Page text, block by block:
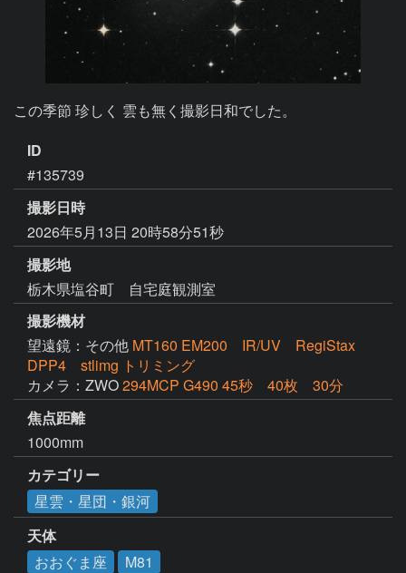
ID
#135739
撮影日時
2026年5月13日 20時58分51秒
撮影地
栃木県塩谷町 自宅庭観測室
撮影機材
望遠鏡：その他 MT160 EM200 IR/UV RegiStax
DPP4 stlimg トリミング
カメラ：ZWO294MCP G490 45秒 40枚 30分
焦点距離
1000mm
カテゴリー
星雲・星団・銀河
天体
おおぐま座
M81